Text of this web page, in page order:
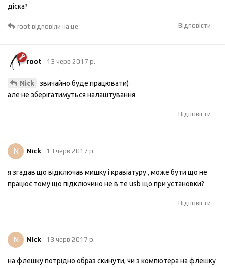
діска?
Відповісти
root відповіли на це.
root 13 черв 2017 р.
Nick
звичайно буде працювати)
але не зберiгатимуться налаштування
Відповісти
N Nick 13 черв 2017 р.
я згадав що відключав мишку і кравіатуру , може бути що не
працює тому що підключино не в те usb що при установки?
Відповісти
N Nick 13 черв 2017 р.
на флешку потрідно образ скинути, чи з компютера на флешку